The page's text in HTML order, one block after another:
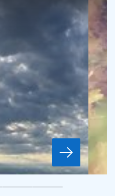
bildkort2
Gå till bildkort3
Gå till bildkort